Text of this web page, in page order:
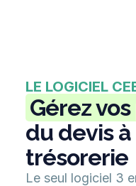
LE LOGICIEL
Gérez
du devis à
trésorerie
Le seul logiciel 3